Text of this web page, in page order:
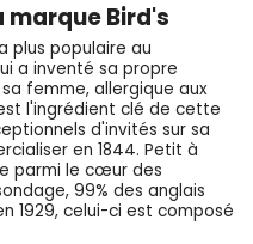
marque Bird's
plus populaire au
a inventé sa propre
femme, allergique aux
l'ingrédient clé de cette
d'invités sur sa
en 1844. Petit à
parmi le cœur des
99% des anglais
1929, celui-ci est composé